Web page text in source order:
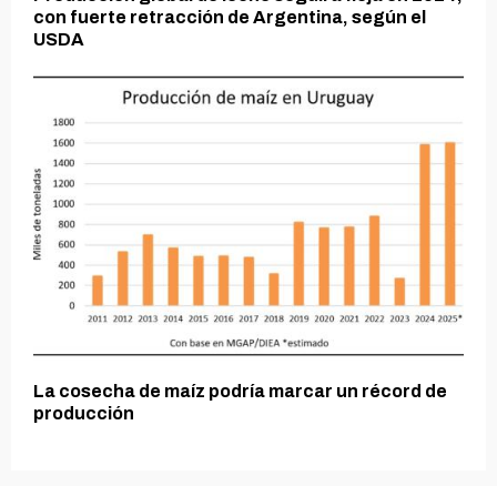
con fuerte retracción de Argentina, según el
USDA
La cosecha de maíz podría marcar un récord de
producción